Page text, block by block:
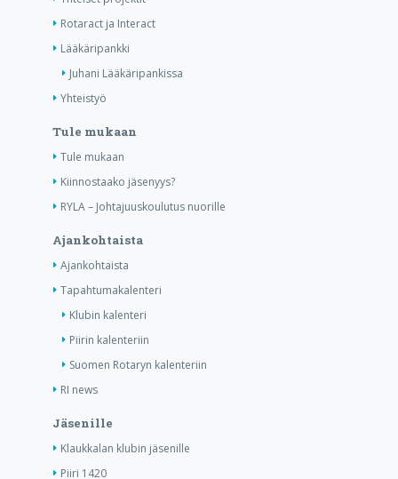
Rotaract ja Interact
Lääkäripankki
Juhani Lääkäripankissa
Yhteistyö
Tule mukaan
Tule mukaan
Kiinnostaako jäsenyys?
RYLA – Johtajuuskoulutus nuorille
Ajankohtaista
Ajankohtaista
Tapahtumakalenteri
Klubin kalenteri
Piirin kalenteriin
Suomen Rotaryn kalenteriin
RI news
Jäsenille
Klaukkalan klubin jäsenille
Piiri 1420